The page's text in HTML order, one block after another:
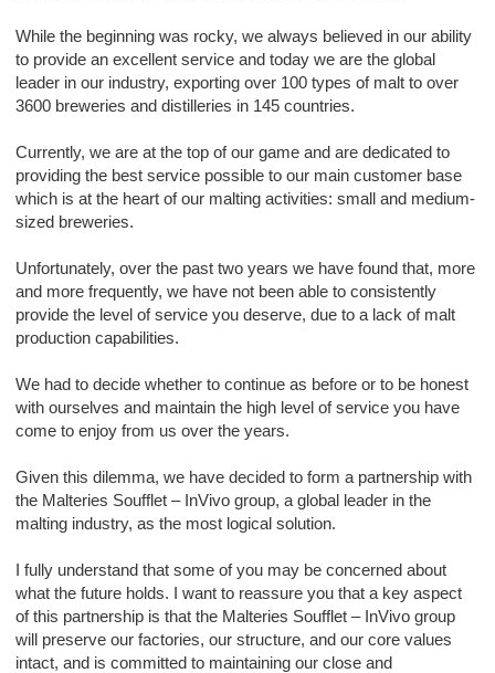
While the beginning was rocky, we always believed in our ability
to provide an excellent service and today we are the global
leader in our industry, exporting over 100 types of malt to over
3600 breweries and distilleries in 145 countries.
Currently, we are at the top of our game and are dedicated to
providing the best service possible to our main customer base
which is at the heart of our malting activities: small and medium-
sized breweries.
Unfortunately, over the past two years we have found that, more
and more frequently, we have not been able to consistently
provide the level of service you deserve, due to a lack of malt
production capabilities.
We had to decide whether to continue as before or to be honest
with ourselves and maintain the high level of service you have
come to enjoy from us over the years.
Given this dilemma, we have decided to form a partnership with
the Malteries Soufflet – InVivo group, a global leader in the
malting industry, as the most logical solution.
I fully understand that some of you may be concerned about
what the future holds. I want to reassure you that a key aspect
of this partnership is that the Malteries Soufflet – InVivo group
will preserve our factories, our structure, and our core values
intact, and is committed to maintaining our close and